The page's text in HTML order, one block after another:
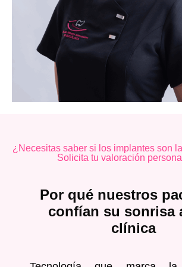
¿Necesitas saber si los implantes son
Solicita tu valoración
Por qué nuestros
confían su sonrisa
clínica